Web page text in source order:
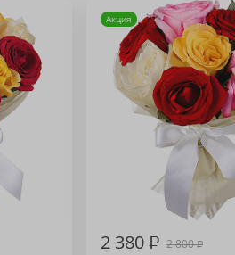
Акция
2 380₽ 2 800₽